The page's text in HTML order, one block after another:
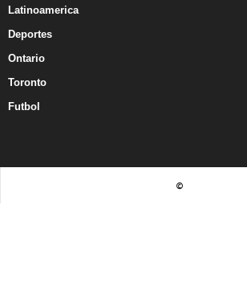
Latinoamerica
Deportes
Ontario
Toronto
Futbol
©